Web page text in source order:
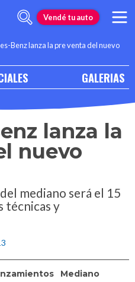
Vendé tu auto
Benz lanza la pre venta del nuevo
GALERIAS
lanza la
nuevo
mediano será el 15
técnicas y
Mediano